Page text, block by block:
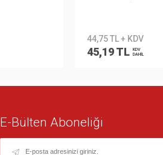
44,75 TL + KDV
45,19 TL
KDV
DAHİL
E-Bülten Aboneliği